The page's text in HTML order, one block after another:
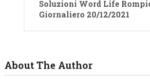
Soluzioni Word Life
Giornaliero 20/12/2021
About The Author